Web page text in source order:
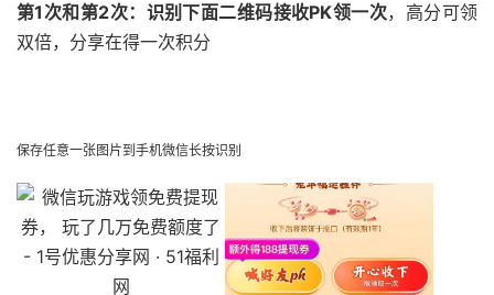
第1次和第2次：识别下面二维码接收PK领一次，高分可领
双倍，分享在得一次积分
保存任意一张图片到手机微信长按识别